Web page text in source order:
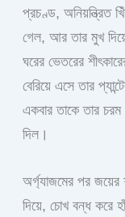
প্রচণ্ড, অনিয়ন্ত্রিত
গেল, আর তার মুখ
ঘরের ভেতরের
বেরিয়ে এসে তার
একবার তাকে তার চরম
দিল।
অর্গ্যাজমের পর জয়ের
দিয়ে, চোখ বন্ধ করে